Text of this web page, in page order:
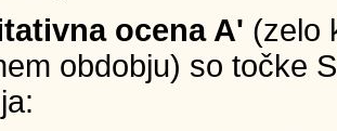
ocena A' (zelo
obdobju) so točke